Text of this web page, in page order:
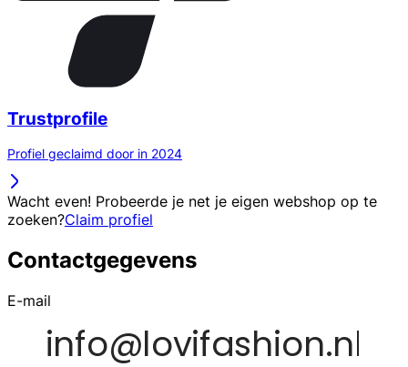
Trustprofile
Profiel geclaimd door in 2024
Wacht even! Probeerde je net je eigen webshop op te
zoeken?Claim profiel
Contactgegevens
E-mail